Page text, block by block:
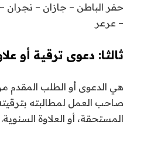
حفر الباطن – جازان – نجران
– عرعر
ثالثا: دعوى ترقية أو
هي الدعوى أو الطلب المقدم
صاحب العمل لمطالبته
المستحقة، أو العلاوة السنوية.